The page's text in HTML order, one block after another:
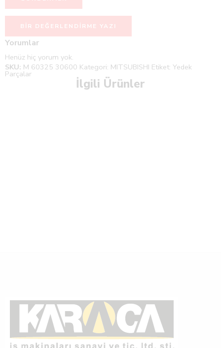
BIR DEĞERLENDIRME YAZI
Yorumlar
Henüz hiç yorum yok.
SKU: M 60325 30600 Kategori: MITSUBISHI Etiket: Yedek
Parçalar
İlgili Ürünler